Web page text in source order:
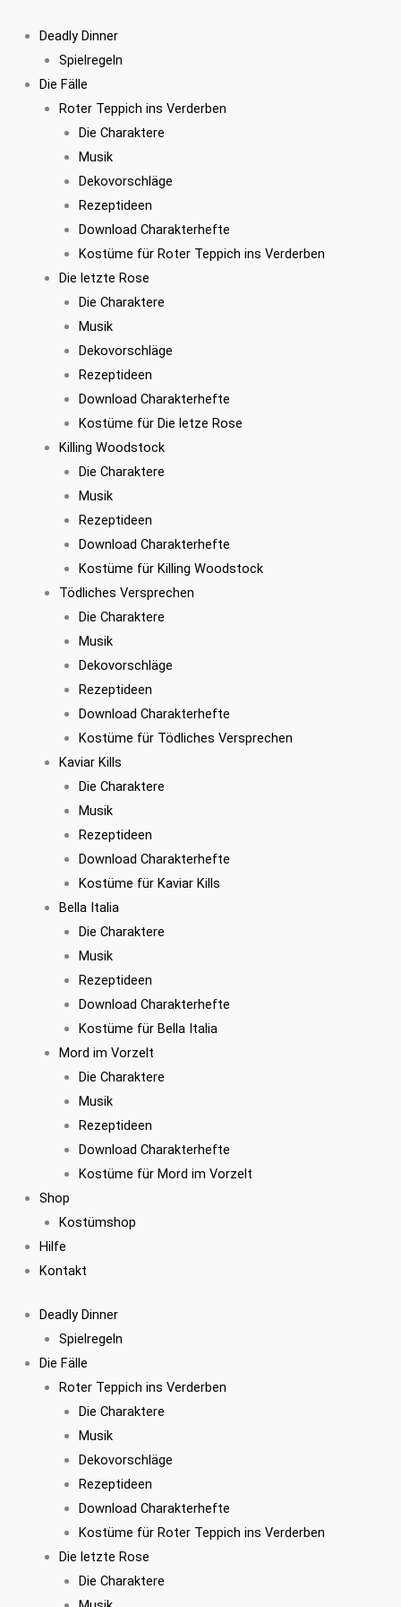
Inhalt
springen
Deadly Dinner
Spielregeln
Die Fälle
Roter Teppich ins Verderben
Die Charaktere
Musik
Dekovorschläge
Rezeptideen
Download Charakterhefte
Kostüme für Roter Teppich ins Verderben
Die letzte Rose
Die Charaktere
Musik
Dekovorschläge
Rezeptideen
Download Charakterhefte
Kostüme für Die letze Rose
Killing Woodstock
Die Charaktere
Musik
Rezeptideen
Download Charakterhefte
Kostüme für Killing Woodstock
Tödliches Versprechen
Die Charaktere
Musik
Dekovorschläge
Rezeptideen
Download Charakterhefte
Kostüme für Tödliches Versprechen
Kaviar Kills
Die Charaktere
Musik
Rezeptideen
Download Charakterhefte
Kostüme für Kaviar Kills
Bella Italia
Die Charaktere
Musik
Rezeptideen
Download Charakterhefte
Kostüme für Bella Italia
Mord im Vorzelt
Die Charaktere
Musik
Rezeptideen
Download Charakterhefte
Kostüme für Mord im Vorzelt
Shop
Kostümshop
Hilfe
Kontakt
Deadly Dinner
Spielregeln
Die Fälle
Roter Teppich ins Verderben
Die Charaktere
Musik
Dekovorschläge
Rezeptideen
Download Charakterhefte
Kostüme für Roter Teppich ins Verderben
Die letzte Rose
Die Charaktere